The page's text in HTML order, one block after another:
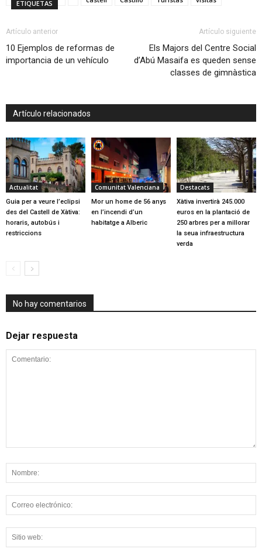
ETIQUETAS
Artículo anterior
10 Ejemplos de reformas de
importancia de un vehículo
Artículo siguiente
Els Majors del Centre Social
d’Abú Masaifa es queden sense
classes de gimnàstica
Artículo relacionados
Actualitat
Guia per a veure l’eclipsi
des del Castell de Xàtiva:
horaris, autobús i
restriccions
Comunitat Valenciana
Mor un home de 56 anys
en l’incendi d’un
habitatge a Alberic
Destacats
Xàtiva invertirà 245.000
euros en la plantació de
250 arbres per a millorar
la seua infraestructura
verda
No hay comentarios
Dejar respuesta